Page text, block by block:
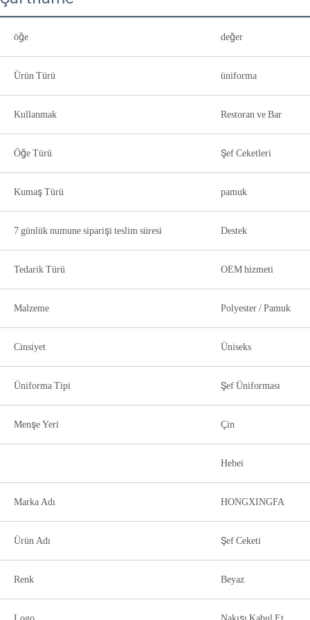
öğe değer
Ürün Türü üniforma
Kullanmak Restoran ve Bar
Öğe Türü Şef Ceketleri
Kumaş Türü pamuk
7 günlük numune siparişi teslim süresi Destek
Tedarik Türü OEM hizmeti
Malzeme Polyester / Pamuk
Cinsiyet Üniseks
Üniforma Tipi Şef Üniforması
Menşe Yeri Çin
Hebei
Marka Adı HONGXINGFA
Ürün Adı Şef Ceketi
Renk Beyaz
Logo Nakışı Kabul Et